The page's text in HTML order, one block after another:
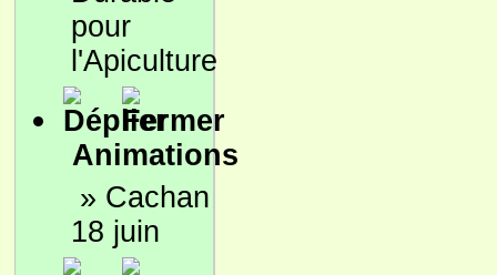
pour
l'Apiculture
Animations
» Cachan
18 juin